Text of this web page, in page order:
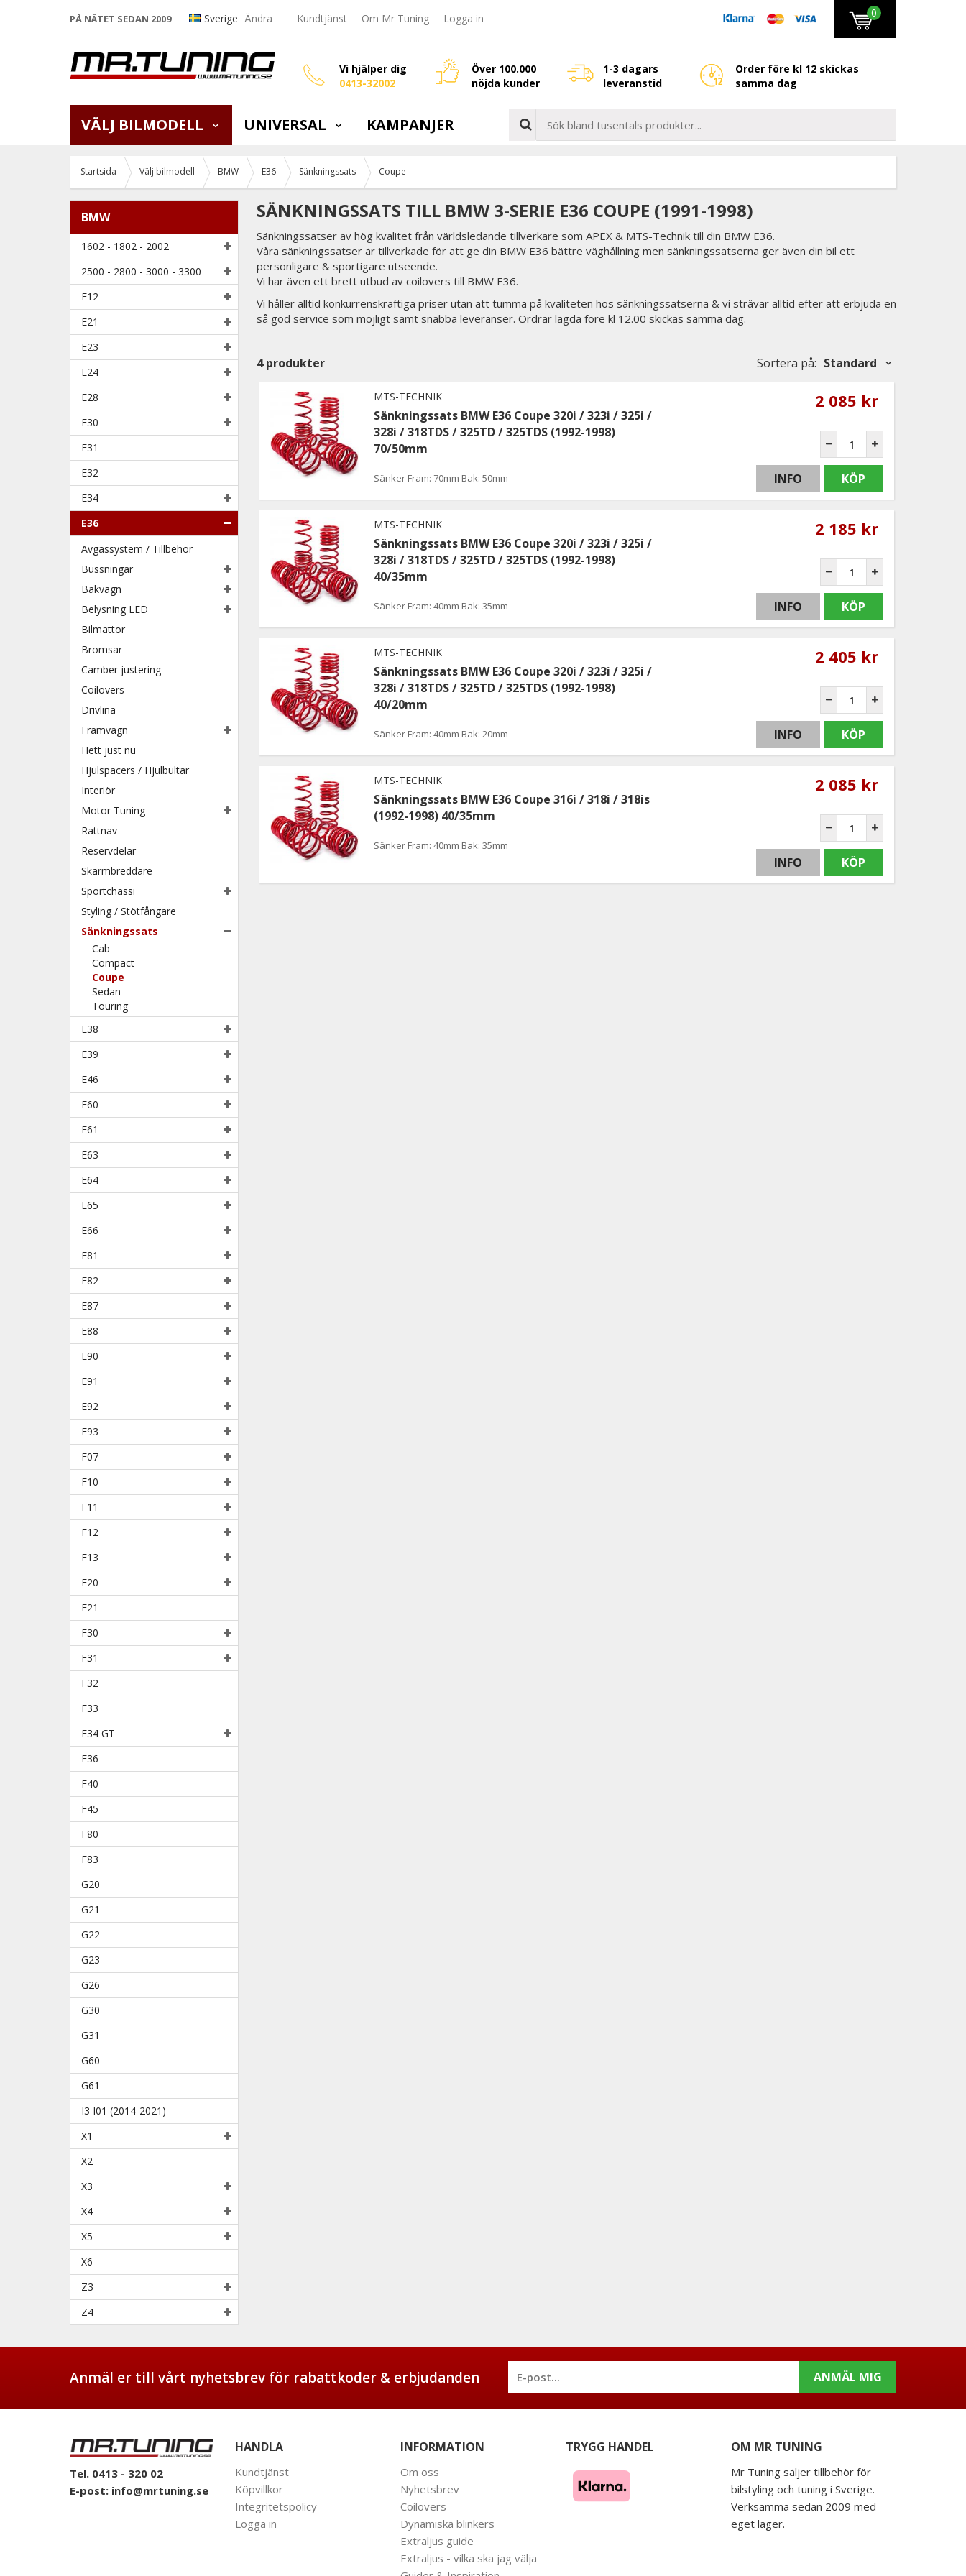
PÅ NÄTET SEDAN 2009 Sverige Ändra Kundtjänst Om Mr Tuning Logga in 0
Vi hjälper dig
0413-32002
Över 100.000
nöjda kunder
1-3 dagars
leveranstid
Order före kl 12 skickas
samma dag
VÄLJ BILMODELL UNIVERSAL KAMPANJER
Startsida Välj bilmodell BMW E36 Sänkningssats Coupe
BMW
1602 - 1802 - 2002
2500 - 2800 - 3000 - 3300
E12
E21
E23
E24
E28
E30
E31
E32
E34
E36
Avgassystem / Tillbehör
Bussningar
Bakvagn
Belysning LED
Bilmattor
Bromsar
Camber justering
Coilovers
Drivlina
Framvagn
Hett just nu
Hjulspacers / Hjulbultar
Interiör
Motor Tuning
Rattnav
Reservdelar
Skärmbreddare
Sportchassi
Styling / Stötfångare
Sänkningssats
Cab
Compact
Coupe
Sedan
Touring
E38
E39
E46
E60
E61
E63
E64
E65
E66
E81
E82
E87
E88
E90
E91
E92
E93
F07
F10
F11
F12
F13
F20
F21
F30
F31
F32
F33
F34 GT
F36
F40
F45
F80
F83
G20
G21
G22
G23
G26
G30
G31
G60
G61
I3 I01 (2014-2021)
X1
X2
X3
X4
X5
X6
Z3
Z4
SÄNKNINGSSATS TILL BMW 3-SERIE E36 COUPE (1991-1998)
Sänkningssatser av hög kvalitet från världsledande tillverkare som APEX & MTS-Technik till din BMW E36.
Våra sänkningssatser är tillverkade för att ge din BMW E36 bättre väghållning men sänkningssatserna ger även din bil ett
personligare & sportigare utseende.
Vi har även ett brett utbud av coilovers till BMW E36.
Vi håller alltid konkurrenskraftiga priser utan att tumma på kvaliteten hos sänkningssatserna & vi strävar alltid efter att erbjuda en
så god service som möjligt samt snabba leveranser. Ordrar lagda före kl 12.00 skickas samma dag.
4produkter Sortera på: Standard
MTS-TECHNIK
Sänkningssats BMW E36 Coupe 320i / 323i / 325i /
328i / 318TDS / 325TD / 325TDS (1992-1998)
70/50mm
Sänker Fram: 70mm Bak: 50mm
2 085 kr
INFO KÖP
MTS-TECHNIK
Sänkningssats BMW E36 Coupe 320i / 323i / 325i /
328i / 318TDS / 325TD / 325TDS (1992-1998)
40/35mm
Sänker Fram: 40mm Bak: 35mm
2 185 kr
INFO KÖP
MTS-TECHNIK
Sänkningssats BMW E36 Coupe 320i / 323i / 325i /
328i / 318TDS / 325TD / 325TDS (1992-1998)
40/20mm
Sänker Fram: 40mm Bak: 20mm
2 405 kr
INFO KÖP
MTS-TECHNIK
Sänkningssats BMW E36 Coupe 316i / 318i / 318is
(1992-1998) 40/35mm
Sänker Fram: 40mm Bak: 35mm
2 085 kr
INFO KÖP
Anmäl er till vårt nyhetsbrev för rabattkoder & erbjudanden ANMÄL MIG
Tel. 0413 - 320 02
E-post: info@mrtuning.se
HANDLA
Kundtjänst
Köpvillkor
Integritetspolicy
Logga in
INFORMATION
Om oss
Nyhetsbrev
Coilovers
Dynamiska blinkers
Extraljus guide
Extraljus - vilka ska jag välja
TRYGG HANDEL OM MR TUNING
Mr Tuning säljer tillbehör för
bilstyling och tuning i Sverige.
Verksamma sedan 2009 med
eget lager.